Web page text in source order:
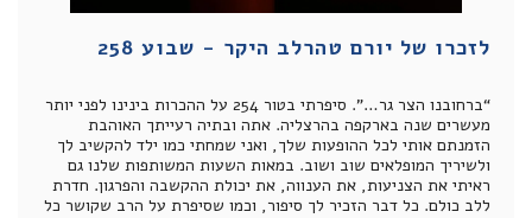
לזכרו של יורם טהרלב היקר - שבוע 258
“ברחובנו הצר גר…”. סיפרתי בטור 254 על ההכרות בינינו לפני יותר
מעשרים שנה בארקפה בהרצליה. אתה ובתיה רעייתך האוהבת
הזמנתם אותי לכל ההופעות שלך, ואני שמחתי כמו ילד להקשיב לך
ולשיריך המופלאים שוב ושוב. במאות השעות המשותפות שלנו גם
ראיתי את הצניעות, את הענווה, את יכולת ההקשבה והפרגון. חדרת
ללב כולם. כל דבר הזכיר לך סיפור, וכמו שסיפרת על הרב שקושר כל